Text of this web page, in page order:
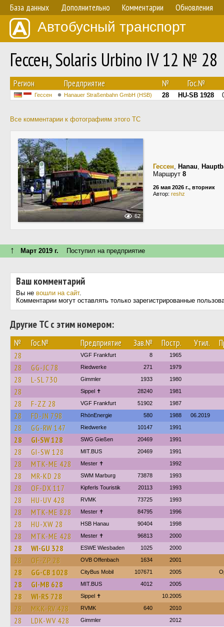
База данных Дополнительно Комментарии Обновления
Автобусный транспорт
Гессен, Solaris Urbino IV 12 № 28
Регион Предприятие № Гос.№
Гессен Hanauer Straßenbahn GmbH (HSB) 28 HU-SB 1928
Все комментарии к фотографиям этого ТС
62
Гессен, Hanau,
Маршрут 8
26 мая 2026 г., вторник
Автор: reshz
↑ Март 2019 г. Поступил на предприятие
Ваш комментарий
Вы не вошли на сайт.
Комментарии могут оставлять только зарегистрированные
Другие ТС с этим номером:
№ Гос.№ Предприятие Зав.№ Постр. Утил.
28 VGF Frankfurt 8 1965
28 GG-JC 78 Riedwerke 271 1979
28 L-SL 730 Gimmler 1933 1980
28 Sippel ✝︎ 28240 1981
28 F-ZZ 28 VGF Frankfurt 51902 1987
28 FD-JN 798 RhönEnergie 580 1988 06.2019
28 GG-RW 147 Riedwerke 10147 1991
28 GI-SW 128 SWG Gießen 20469 1991
28 GI-SW 128 MIT.BUS 20469 1991
28 MTK-ME 428 Mester ✝ 1992
28 MR-KD 28 SWM Marburg 73878 1993
28 OF-DX 117 Kipferls Touristik 20113 1993
28 HU-UV 428 RVMK 73725 1993
28 MTK-ME 828 Mester ✝ 84795 1996
28 HU-XW 28 HSB Hanau 90404 1998
28 MTK-ME 428 Mester ✝ 96813 2000
28 WI-GU 328 ESWE Wiesbaden 1025 2000
28 OF-ZP 28 OVB Offenbach 1634 2001
28 GG-CB 1028 CityBus Mobil 107671 2005
28 GI-MB 628 MIT.BUS 4012 2005
28 WI-RS 728 Sippel ✝︎ 10.2005
28 MKK-RV 428 RVMK 640 2010
28 LDK-WV 428 Gimmler 2012